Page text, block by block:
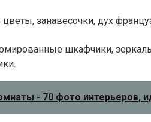
занавесочки, дух
шкафчики,
- 70 фото интерьеров,